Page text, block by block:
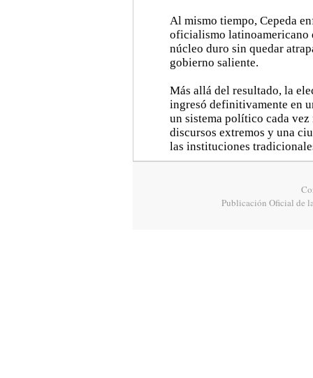
Al mismo tiempo, Cepeda
oficialismo latinoamericano
núcleo duro sin quedar
gobierno saliente.
Más allá del resultado, la
ingresó definitivamente en
un sistema político cada
discursos extremos y una
las instituciones
Publicación Oficial de